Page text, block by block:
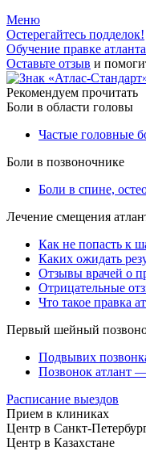
Меню
Остерегайтесь подделок!
Обучение правке атланта
Оставьте отзыв и
Рекомендуем прочитать
Боли в области головы
Частые головные
Боли в позвоночнике
Боли в спине,
Лечение смещения
Как не попасть к
Каких ожидать
Отзывы врачей о
Отрицательные
Что такое правка
Первый шейный
Подвывих
Позвонок атлант
Расписание выездов
Прием в клиниках
Центр в Санкт-
Центр в Казахстане